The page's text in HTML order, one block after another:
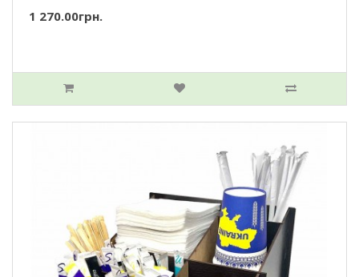
1 270.00грн.